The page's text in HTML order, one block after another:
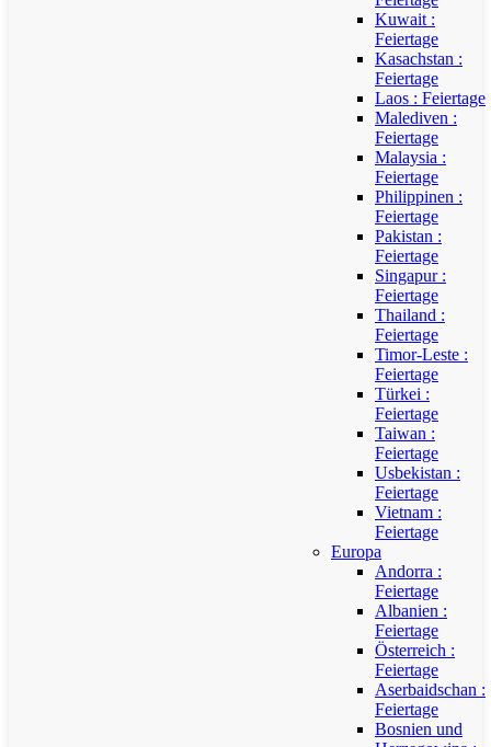
Kuwait :
Feiertage
Kasachstan :
Feiertage
Laos : Feiertage
Malediven :
Feiertage
Malaysia :
Feiertage
Philippinen :
Feiertage
Pakistan :
Feiertage
Singapur :
Feiertage
Thailand :
Feiertage
Timor-Leste :
Feiertage
Türkei :
Feiertage
Taiwan :
Feiertage
Usbekistan :
Feiertage
Vietnam :
Feiertage
Europa
Andorra :
Feiertage
Albanien :
Feiertage
Österreich :
Feiertage
Aserbaidschan :
Feiertage
Bosnien und